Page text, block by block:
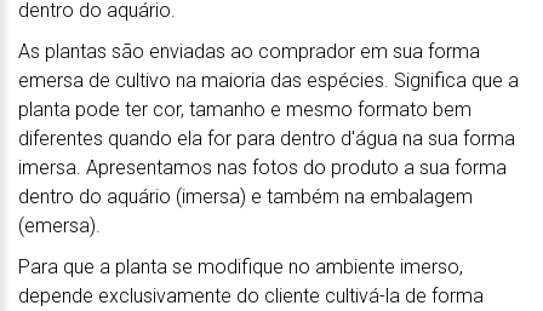
dentro do aquário.
As plantas são enviadas ao comprador em sua forma
emersa de cultivo na maioria das espécies. Significa que a
planta pode ter cor, tamanho e mesmo formato bem
diferentes quando ela for para dentro d'água na sua forma
imersa. Apresentamos nas fotos do produto a sua forma
dentro do aquário (imersa) e também na embalagem
(emersa).
Para que a planta se modifique no ambiente imerso,
depende exclusivamente do cliente cultivá-la de forma